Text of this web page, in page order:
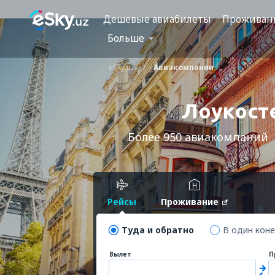
Дешевые авиабилеты
Больше
eSky.uz Авиакомпании
Более 950 авиакомпаний
Рейсы Проживание
Туда и обратно В один
Вылет